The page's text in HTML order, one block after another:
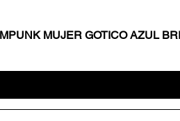
MUJER GOTICO AZUL